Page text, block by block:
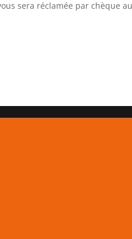
sera réclamée par chèque